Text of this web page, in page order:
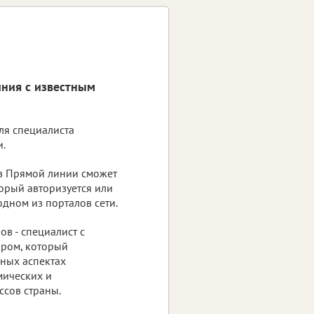
с известным
специалиста
Прямой линии сможет
авторизуется или
из порталов сети.
- специалист с
который
аспектах
и
страны.